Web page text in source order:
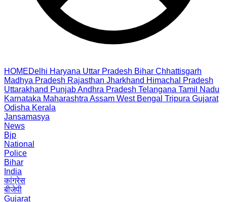
HOMEDelhi Haryana Uttar Pradesh Bihar Chhattisgarh
Madhya Pradesh Rajasthan Jharkhand Himachal Pradesh
Uttarakhand PunjabAndhra Pradesh Telangana Tamil Nadu
Karnataka Maharashtra Assam West Bengal Tripura Gujarat
Odisha Kerala
Jansamasya
News
Bjp
National
Police
Bihar
India
कांग्रेस
बीजेपी
Gujarat